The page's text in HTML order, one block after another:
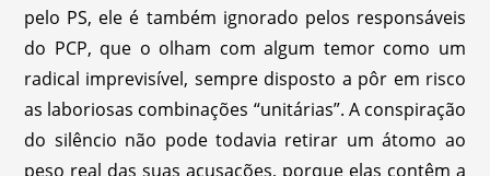
pelo PS, ele é também ignorado pelos responsáveis
do PCP, que o olham com algum temor como um
radical imprevisível, sempre disposto a pôr em risco
as laboriosas combinações “unitárias”. A conspiração
do silêncio não pode todavia retirar um átomo ao
peso real das suas acusações, porque elas contêm a